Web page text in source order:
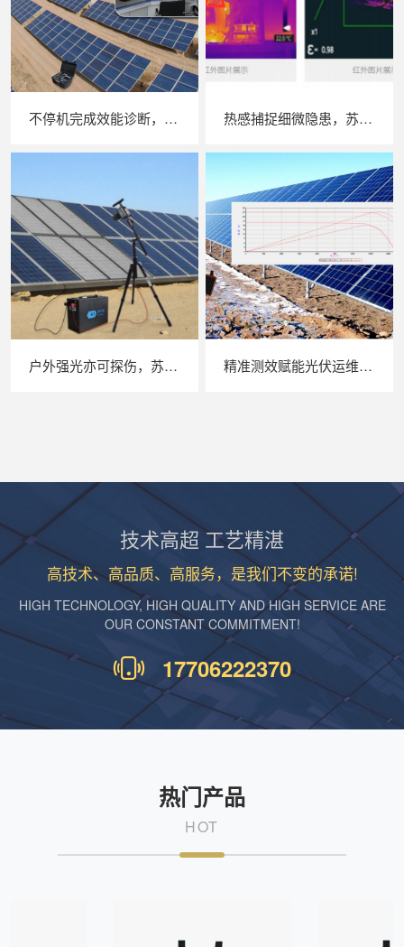
不停机完成效能诊断，苏州 LAILX LX‑PE93 逆变器综合测试仪筑牢光伏电站效能底座 热感捕捉细微隐患，苏州 LAILX LX‑F300 手持红外热成像仪赋能光伏安全运维
户外强光亦可探伤，苏州 LAILX LXG30 便携式 EL 检测仪重塑光伏组件无损检测标准 精准测效赋能光伏运维，苏州 LAILX LX‑PV32 便携式 IV 测试仪打造现场检测新标杆
技术高超 工艺精湛
高技术、高品质、高服务，是我们不变的承诺!
HIGH TECHNOLOGY, HIGH QUALITY AND HIGH SERVICE ARE
OUR CONSTANT COMMITMENT!
17706222370
热门产品
HOT